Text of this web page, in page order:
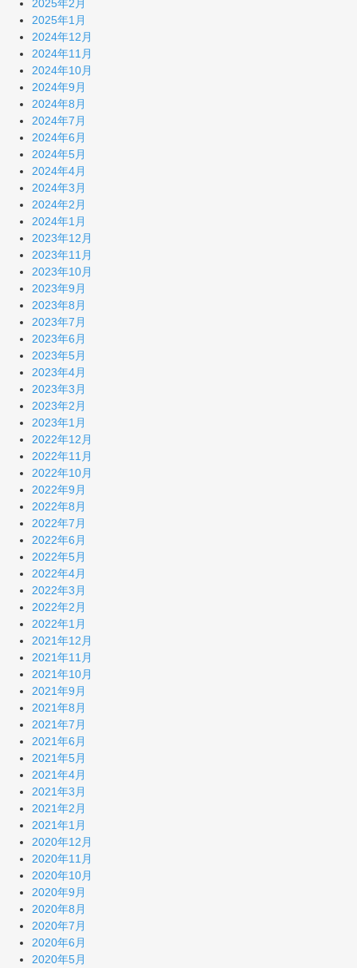
2025年2月
2025年1月
2024年12月
2024年11月
2024年10月
2024年9月
2024年8月
2024年7月
2024年6月
2024年5月
2024年4月
2024年3月
2024年2月
2024年1月
2023年12月
2023年11月
2023年10月
2023年9月
2023年8月
2023年7月
2023年6月
2023年5月
2023年4月
2023年3月
2023年2月
2023年1月
2022年12月
2022年11月
2022年10月
2022年9月
2022年8月
2022年7月
2022年6月
2022年5月
2022年4月
2022年3月
2022年2月
2022年1月
2021年12月
2021年11月
2021年10月
2021年9月
2021年8月
2021年7月
2021年6月
2021年5月
2021年4月
2021年3月
2021年2月
2021年1月
2020年12月
2020年11月
2020年10月
2020年9月
2020年8月
2020年7月
2020年6月
2020年5月